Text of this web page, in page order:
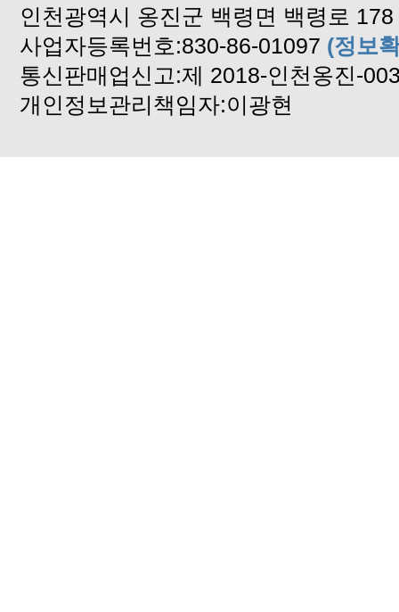
백령도 알이꽉찬 꽃게 판매합니다
2024년도 자연산 햇 돌미역
설 연휴 배송중단합니다
기상악화 배송중단
인천광역시 옹진군 백령면 백령로 178
사업자등록번호:830-86-01097 (정보
통신판매업신고:제 2018-인천옹진-
개인정보관리책임자:이광현